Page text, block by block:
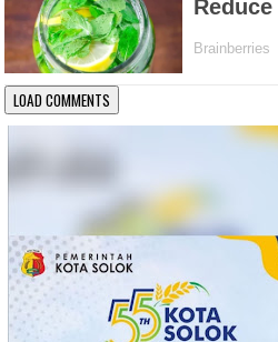
LOAD COMMENTS